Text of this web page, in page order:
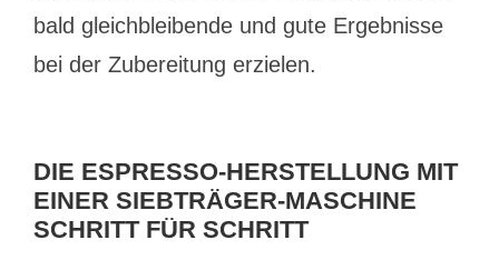
bald gleichbleibende und gute Ergebnisse
bei der Zubereitung erzielen.
DIE ESPRESSO-HERSTELLUNG MIT
EINER SIEBTRÄGER-MASCHINE
SCHRITT FÜR SCHRITT